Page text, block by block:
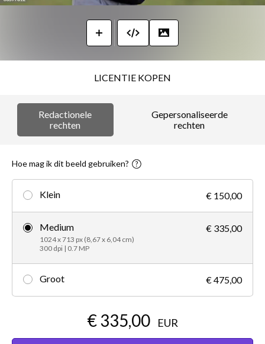
LICENTIE KOPEN
Redactionele
rechten
Gepersonaliseerde
rechten
Hoe mag ik dit beeld gebruiken?
Klein € 150,00
Medium
1024 x 713 px (8,67 x 6,04 cm)
300 dpi | 0.7 MP
€ 335,00
Groot € 475,00
€ 335,00 EUR